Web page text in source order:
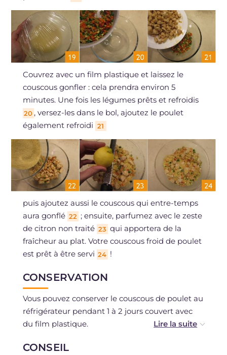
Couvrez avec un film plastique et laissez le
couscous gonfler : cela prendra environ 5
minutes. Une fois les légumes prêts et refroidis
20 , versez-les dans le bol, ajoutez le poulet
également refroidi 21
puis ajoutez aussi le couscous qui entre-temps
aura gonflé 22 ; ensuite, parfumez avec le zeste
de citron non traité 23 qui apportera de la
fraîcheur au plat. Votre couscous froid de poulet
est prêt à être servi 24 !
CONSERVATION
Vous pouvez conserver le couscous de poulet au
réfrigérateur pendant 1 à 2 jours couvert avec
du film plastique.
La congélation n'est pas recommandée.
CONSEIL